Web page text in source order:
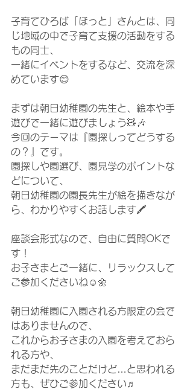
子育てひろば「ほっと」さんとは、同
じ地域の中で子育て支援の活動をする
もの同士、
一緒にイベントをするなど、交流を深
めています😊
まずは朝日幼稚園の先生と、絵本や手
遊びで一緒に遊びましょう🧸🎶
今回のテーマは『園探しってどうする
の？』です。
園探しや園選び、園見学のポイントな
どについて、
朝日幼稚園の園長先生が絵を描きなが
ら、わかりやすくお話します🖍
座談会形式なので、自由に質問OKで
す！
お子さまとご一緒に、リラックスして
ご参加くださいね☺️🌼
朝日幼稚園に入園される方限定の会で
はありませんので、
これからお子さまの入園を考えておら
れる方や、
まだまだ先のことだけど…と思われる
方も、ぜひご参加ください♬